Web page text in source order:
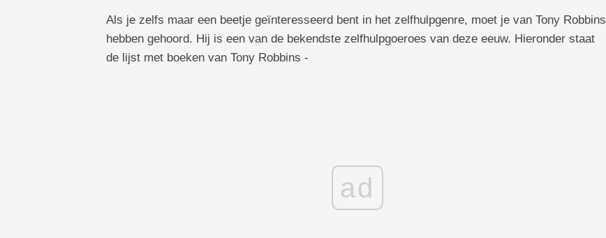
Als je zelfs maar een beetje geïnteresseerd bent in het zelfhulpgenre, moet je van Tony Robbins
hebben gehoord. Hij is een van de bekendste zelfhulpgoeroes van deze eeuw. Hieronder staat
de lijst met boeken van Tony Robbins -
ad